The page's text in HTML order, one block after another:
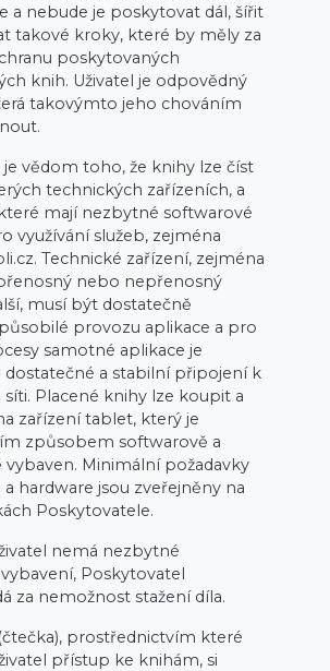
a nebude je poskytovat dál, šířit
takové kroky, které by měly za
poskytovaných
knih. Uživatel je odpovědný
takovýmto jeho chováním
je vědom toho, že knihy lze číst
technických zařízeních, a
mají nezbytné softwarové
využívání služeb, zejména
Technické zařízení, zejména
nebo nepřenosný
musí být dostatečně
provozu aplikace a pro
samotné aplikace je
dostatečné a stabilní připojení k
Placené knihy lze koupit a
zařízení tablet, který je
způsobem softwarově a
vybaven. Minimální požadavky
hardware jsou zveřejněny na
Poskytovatele.
nemá nezbytné
Poskytovatel
za nemožnost stažení díla.
prostřednictvím které
přístup ke knihám, si